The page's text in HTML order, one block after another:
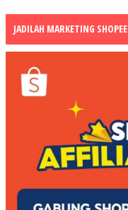
JADILAH MARKETING SHOPEE